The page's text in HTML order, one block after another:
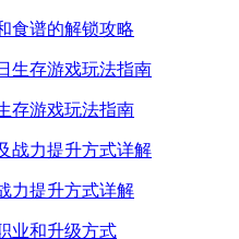
食谱的解锁攻略
存游戏玩法指南
力提升方式详解